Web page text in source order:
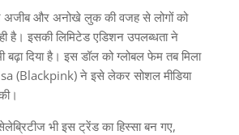
अजीब और अनोखे लुक की वजह से लोगों को
है। इसकी लिमिटेड एडिशन उपलब्धता ने
दिया है। इस डॉल को ग्लोबल फेम तब मिला
(Blackpink) ने इसे लेकर सोशल मीडिया
भी इस ट्रेंड का हिस्सा बन गए,